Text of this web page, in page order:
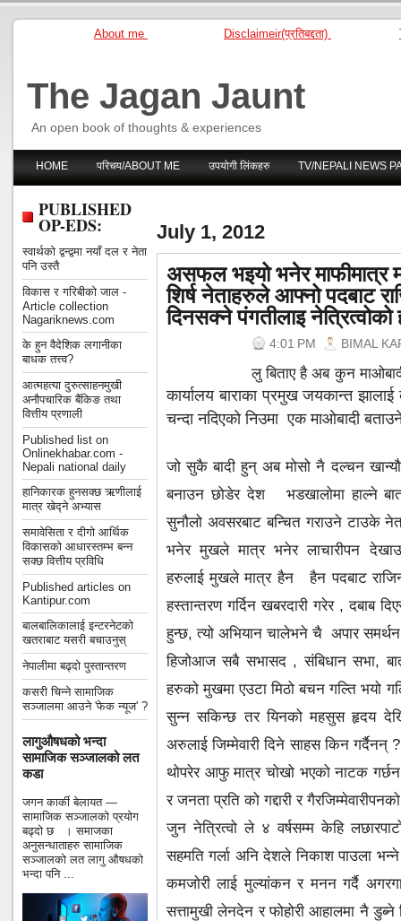
About me Disclaimeir(प्रतिबद्दता)
The Jagan Jaunt
An open book of thoughts & experiences
HOME परिचय/ABOUT ME उपयोगी लिंकहरु TV/NEPALI NEWS
PUBLISHED
OP-EDS:
स्वार्थको द्वन्द्वमा नयाँ दल र नेता
पनि उस्तै
विकास र गरिबीको जाल -
Article collection
Nagariknews.com
के हुन वैदेशिक लगानीका
बाधक तत्त्व?
आत्महत्या दुरुत्साहनमुखी
अनौपचारिक बैंकिङ तथा
वित्तीय प्रणाली
Published list on
Onlinekhabar.com -
Nepali national daily
हानिकारक हुनसक्छ ऋणीलाई
मात्र खेद्ने अभ्यास
समावेसिता र दीगो आर्थिक
विकासको आधारस्तम्भ बन्न
सक्छ वित्तीय प्रविधि
Published articles on
Kantipur.com
बालबालिकालाई इन्टरनेटको
खतराबाट यसरी बचाउनुस्
नेपालीमा बढ्दो पुस्तान्तरण
कसरी चिन्ने सामाजिक
सञ्जालमा आउने 'फेक न्यूज' ?
लागुऔषधको भन्दा
सामाजिक सञ्जालको लत
कडा
जगन कार्की बेलायत —
सामाजिक सञ्जालको प्रयोग
बढ्दो छ । समाजका
अनुसन्धाताहरु सामाजिक
सञ्जालको लत लागु औषधको
भन्दा पनि ...
July 1, 2012
असफल भइयो भनेर माफीमात्र
शिर्ष नेताहरुले आफ्नो पदबाट
दिनसक्ने पंगतीलाइ नेत्रित्वोको
4:01 PM BIMAL
लु बिताए है अब कुन
कार्यालय बाराका प्रमुख जयकान्त
चन्दा नदिएको निउमा एक माओबादी
जो सुकै बादी हुन् अब मोसो नै दल्चन
बनाउन छोडेर देश भडखालोमा हाल्ने
सुनौलो अवसरबाट बन्चित गराउने टाउके
भनेर मुखले मात्र भनेर लाचारीपन
हरुलाई मुखले मात्र हैन हैन पदबाट
हस्तान्तरण गर्दिन खबरदारी गरेर , दबाब
हुन्छ, त्यो अभियान चालेभने चै अपार
हिजोआज सबै सभासद , संबिधान सभा,
हरुको मुखमा एउटा मिठो बचन गल्ति भयो
सुन्न सकिन्छ तर यिनको महसुस हृदय देखि
अरुलाई जिम्मेवारी दिने साहस किन
थोपरेर आफु मात्र चोखो भएको नाटक
र जनता प्रति को गद्दारी र
जुन नेत्रित्वो ले ४ वर्षसम्म केहि
सहमति गर्ला अनि देशले निकाश पाउला
कमजोरी लाई मुल्यांकन र मनन गर्दै
सत्तामुखी लेनदेन र फोहोरी आहालमा नै डुब्ने